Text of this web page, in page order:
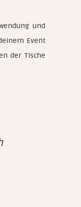
und
Event
der Tische